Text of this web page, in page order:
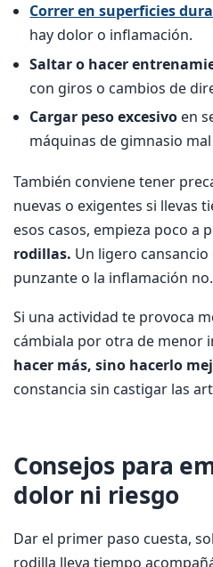
Correr en superficies
hay dolor o inflamación.
Saltar o hacer
con giros o cambios de
Cargar peso excesivo en
máquinas de gimnasio
También conviene tener
nuevas o exigentes si llevas
esos casos, empieza poco a
rodillas. Un ligero
punzante o la inflamación no.
Si una actividad te provoca
cámbiala por otra de menor
hacer más, sino hacerlo
constancia sin castigar las
Consejos para
dolor ni riesgo
Dar el primer paso cuesta,
rodilla lleva tiempo